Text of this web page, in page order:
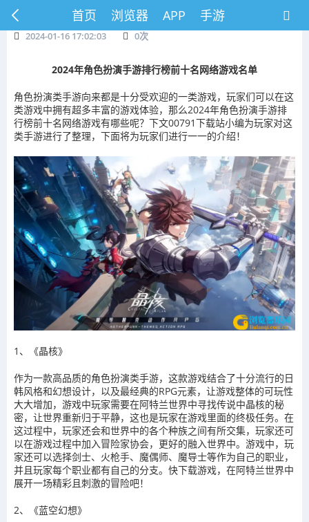
首页 浏览器 APP 手游
2024-01-16 17:02:03 0次
2024年角色扮演手游排行榜前十名网络游戏名单
角色扮演类手游向来都是十分受欢迎的一类游戏，玩家们可以在这
类游戏中拥有超多丰富的游戏体验，那么2024年角色扮演手游排
行榜前十名网络游戏有哪些呢？下文00791下载站小编为玩家对这
类手游进行了整理，下面将为玩家们进行一一的介绍！
1、《晶核》
作为一款高品质的角色扮演类手游，这款游戏结合了十分流行的日
韩风格和幻想设计，以及最经典的RPG元素，让游戏整体的可玩性
大大增加，游戏中玩家需要在阿特兰世界中寻找传说中晶核的秘
密，让世界重新归于平静，这也是玩家在游戏里面的终极任务。在
这过程中，玩家还会和世界中的各个种族之间有所交集，玩家还可
以在游戏过程中加入冒险家协会，更好的融入世界中。游戏中，玩
家还可以选择剑士、火枪手、魔偶师、魔导士等作为自己的职业，
并且玩家每个职业都有自己的分支。快下载游戏，在阿特兰世界中
展开一场精彩且刺激的冒险吧！
2、《蓝空幻想》